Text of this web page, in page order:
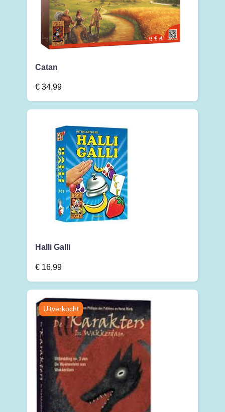
Catan
€ 34,99
Halli Galli
€ 16,99